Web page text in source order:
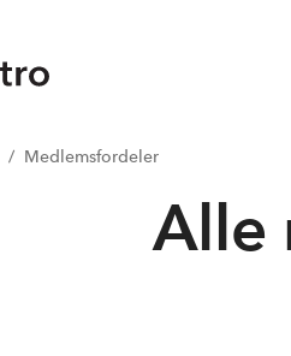
Medlemsfordeler
Alle